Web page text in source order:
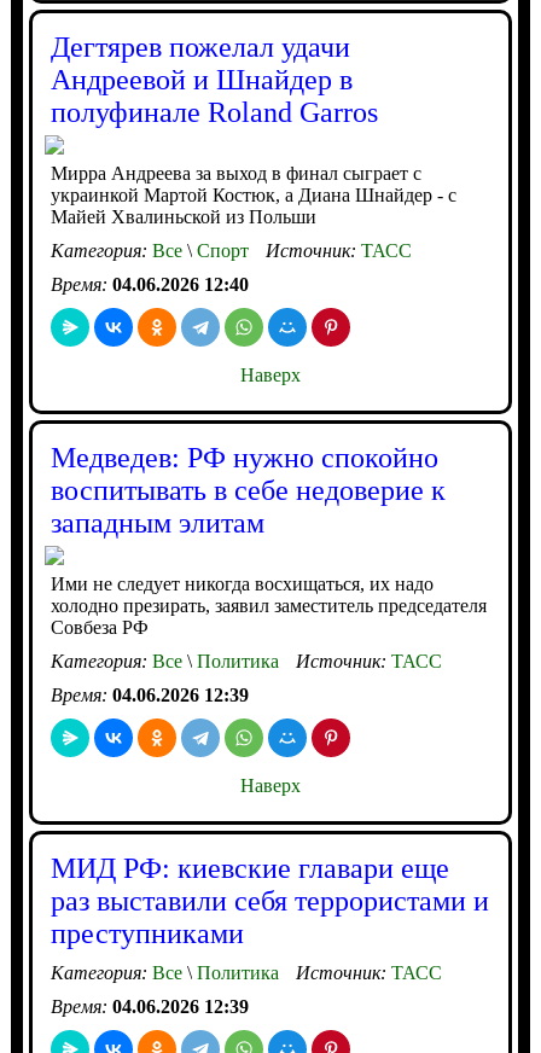
Дегтярев пожелал удачи
Андреевой и Шнайдер в
полуфинале Roland Garros
Мирра Андреева за выход в финал сыграет с
украинкой Мартой Костюк, а Диана Шнайдер - с
Майей Хвалиньской из Польши
Категория: Все\Спорт Источник: ТАСС
Время: 04.06.2026 12:40
Наверх
Медведев: РФ нужно спокойно
воспитывать в себе недоверие к
западным элитам
Ими не следует никогда восхищаться, их надо
холодно презирать, заявил заместитель председателя
Совбеза РФ
Категория: Все\Политика Источник: ТАСС
Время: 04.06.2026 12:39
Наверх
МИД РФ: киевские главари еще
раз выставили себя террористами и
преступниками
Категория: Все\Политика Источник: ТАСС
Время: 04.06.2026 12:39